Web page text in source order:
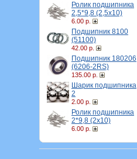
Ролик подшипника
2,5*9,8 (2,5х10)
6.00 р.
Подшипник 8100
(51100)
42.00 р.
Подшипник 180206
(6206-2RS)
135.00 р.
Шарик подшипника
2
2.00 р.
Ролик подшипника
2*9,8 (2х10)
6.00 р.